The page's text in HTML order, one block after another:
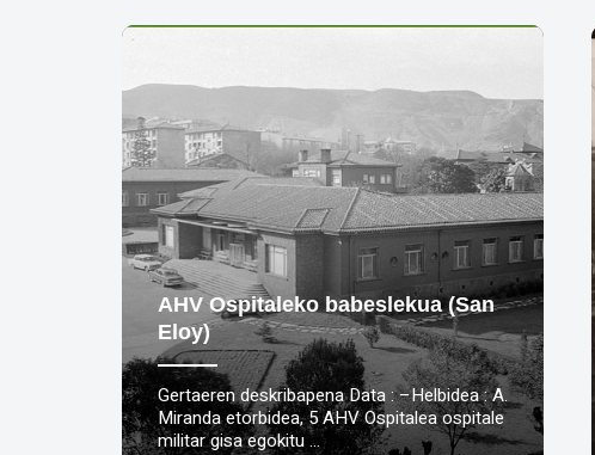
AHV Ospitaleko babeslekua (San
Eloy)
Gertaeren deskribapena Data : –Helbidea : A.
Miranda etorbidea, 5 AHV Ospitalea ospitale
militar gisa egokitu …